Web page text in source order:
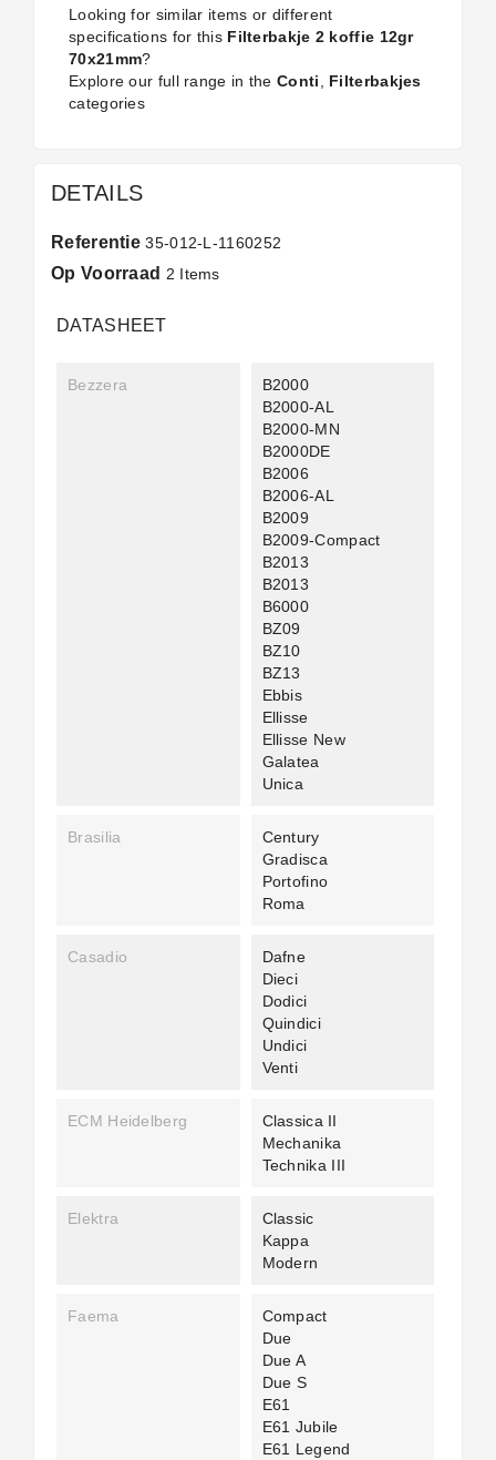
Looking for similar items or different
specifications for this Filterbakje 2 koffie 12gr
70x21mm?
Explore our full range in the Conti
Filterbakjes
categories
DETAILS
Referentie 35-012-L-1160252
Op Voorraad 2 Items
DATASHEET
Bezzera
B2000
B2000-AL
B2000-MN
B2000DE
B2006
B2006-AL
B2009
B2009-Compact
B2013
B2013
B6000
BZ09
BZ10
BZ13
Ebbis
Ellisse
Ellisse New
Galatea
Unica
Brasilia
Century
Gradisca
Portofino
Roma
Casadio
Dafne
Dieci
Dodici
Quindici
Undici
Venti
ECM Heidelberg
Classica II
Mechanika
Technika III
Elektra
Classic
Kappa
Modern
Faema
Compact
Due
Due A
Due S
E61
E61 Jubile
E61 Legend